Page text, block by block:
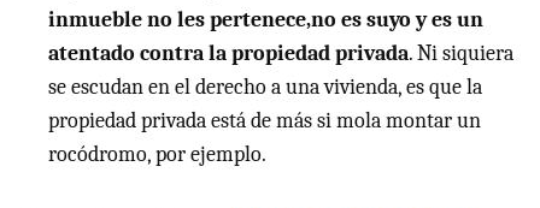
inmueble no les pertenece,no es suyo y es un
atentado contra la propiedad privada. Ni siquiera
se escudan en el derecho a una vivienda, es que la
propiedad privada está de más si mola montar un
rocódromo, por ejemplo.